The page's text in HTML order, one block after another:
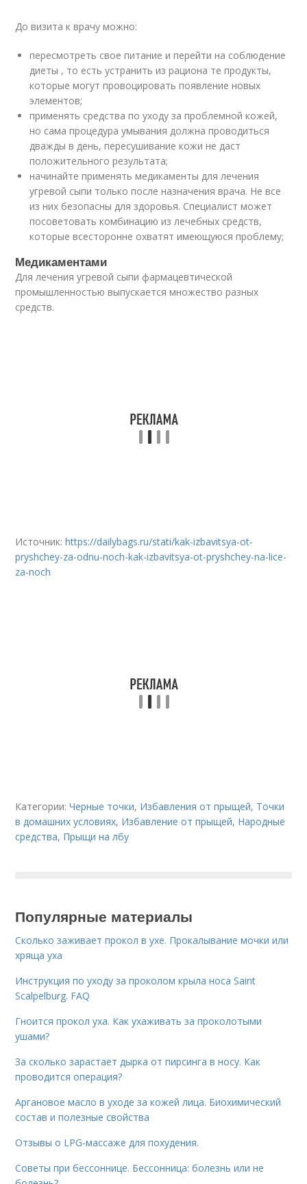
До визита к врачу можно:
пересмотреть свое питание и перейти на соблюдение
диеты , то есть устранить из рациона те продукты,
которые могут провоцировать появление новых
элементов;
применять средства по уходу за проблемной кожей,
но сама процедура умывания должна проводиться
дважды в день, пересушивание кожи не даст
положительного результата;
начинайте применять медикаменты для лечения
угревой сыпи только после назначения врача. Не все
из них безопасны для здоровья. Специалист может
посоветовать комбинацию из лечебных средств,
которые всесторонне охватят имеющуюся проблему;
Медикаментами
Для лечения угревой сыпи фармацевтической
промышленностью выпускается множество разных
средств.
Источник:https://dailybags.ru/stati/kak-izbavitsya-ot-
pryshchey-za-odnu-noch-kak-izbavitsya-ot-pryshchey-na-lice-
za-noch
Категории:Черные точки, Избавления от прыщей, Точки
в домашних условиях, Избавление от прыщей, Народные
средства, Прыщи на лбу
Популярные материалы
Сколько заживает прокол в ухе. Прокалывание мочки или
хряща уха
Инструкция по уходу за проколом крыла носа Saint
Scalpelburg. FAQ
Гноится прокол уха. Как ухаживать за проколотыми
ушами?
За сколько зарастает дырка от пирсинга в носу. Как
проводится операция?
Аргановое масло в уходе за кожей лица. Биохимический
состав и полезные свойства
Отзывы о LPG-массаже для похудения.
Советы при бессоннице. Бессонница: болезнь или не